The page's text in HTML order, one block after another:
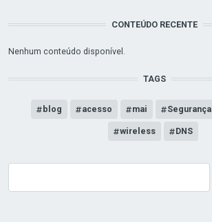
CONTEÚDO RECENTE
Nenhum conteúdo disponível.
TAGS
blog acesso mai Segurança
wireless DNS